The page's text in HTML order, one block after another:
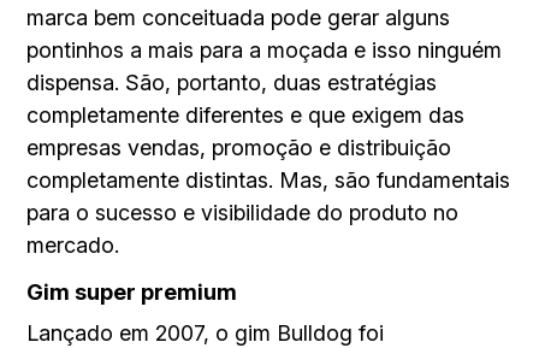
marca bem conceituada pode gerar alguns
pontinhos a mais para a moçada e isso ninguém
dispensa. São, portanto, duas estratégias
completamente diferentes e que exigem das
empresas vendas, promoção e distribuição
completamente distintas. Mas, são fundamentais
para o sucesso e visibilidade do produto no
mercado.
Gim super premium
Lançado em 2007, o gim Bulldog foi